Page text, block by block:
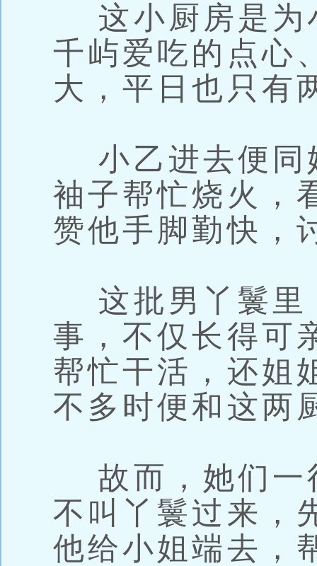
这小厨房是为
千屿爱吃的点心
大，平日也只有
小乙进去便同
袖子帮忙烧火，
赞他手脚勤快，
这批男丫鬟里
事，不仅长得可
帮忙干活，还姐
不多时便和这两
故而，她们一
不叫丫鬟过来，
他给小姐端去，